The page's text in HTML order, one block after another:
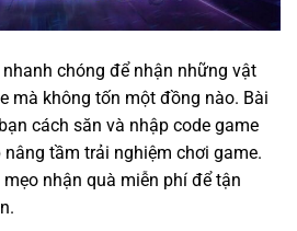
nhanh chóng để nhận những vật
mà không tốn một đồng nào. Bài
cách săn và nhập code game
nâng tầm trải nghiệm chơi game.
nhận quà miễn phí để tận